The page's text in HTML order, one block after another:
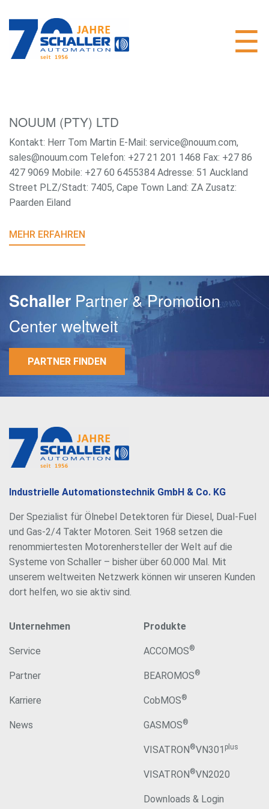
Passwort
NOUUM (PTY) LTD
Kontakt: Herr Tom Martin E-Mail: service@nouum.com,
sales@nouum.com Telefon: +27 21 201 1468 Fax: +27 86
427 9069 Mobile: +27 60 6455384 Adresse: 51 Auckland
Street PLZ/Stadt: 7405, Cape Town Land: ZA Zusatz:
Paarden Eiland
MEHR ERFAHREN
Schaller Partner & Promotion
Center weltweit
PARTNER FINDEN
Industrielle Automationstechnik GmbH & Co. KG
Der Spezialist für Ölnebel Detektoren für Diesel, Dual-Fuel
und Gas-2/4 Takter Motoren. Seit 1968 setzen die
renommiertesten Motorenhersteller der Welt auf die
Systeme von Schaller – bisher über 60.000 Mal. Mit
unserem weltweiten Netzwerk können wir unseren Kunden
dort helfen, wo sie aktiv sind.
Unternehmen
Service
Partner
Karriere
News
Produkte
ACCOMOS®
BEAROMOS®
CobMOS®
GASMOS®
VISATRON®VN301 plus
VISATRON®VN2020
Downloads & Login